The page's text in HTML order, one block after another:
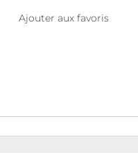
Ajouter aux favoris